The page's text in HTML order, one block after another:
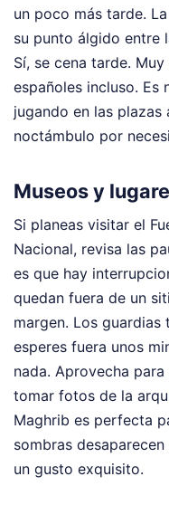
un poco más tarde.
su punto álgido entre
Sí, se cena tarde.
españoles incluso. Es
jugando en las plazas
noctámbulo por
Museos y
Si planeas visitar el
Nacional, revisa las
es que hay
quedan fuera de un
margen. Los guardias
esperes fuera unos
nada. Aprovecha
tomar fotos de la
Maghrib es perfecta
sombras
un gusto exquisito.